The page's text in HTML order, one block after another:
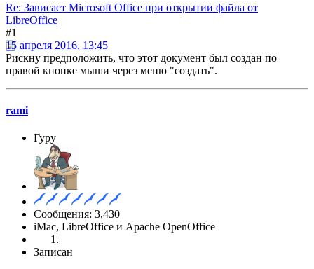
Re: Зависает Microsoft Office при открытии файла от
LibreOffice
#1
15 апреля 2016, 13:45
Рискну предположить, что этот документ был создан по
правой кнопке мыши через меню "создать".
rami
Гуру
Сообщения: 3,430
iMac, LibreOffice и Apache OpenOffice
Записан